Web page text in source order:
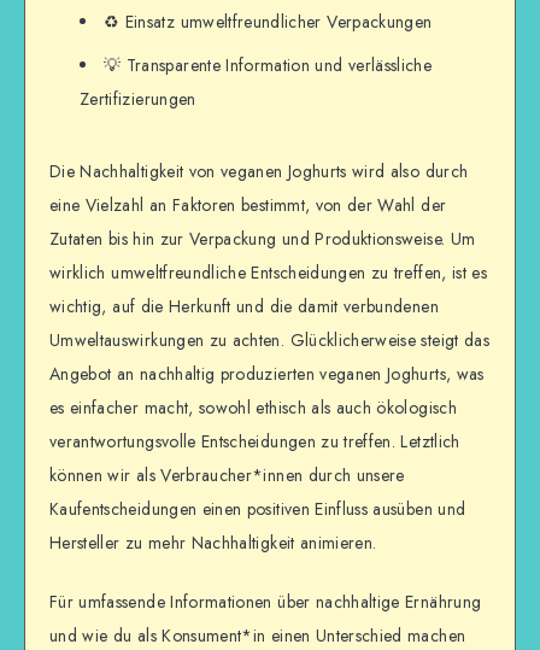
♻️ Einsatz umweltfreundlicher Verpackungen
💡 Transparente Information und verlässliche
Zertifizierungen
Die Nachhaltigkeit von veganen Joghurts wird also durch
eine Vielzahl an Faktoren bestimmt, von der Wahl der
Zutaten bis hin zur Verpackung und Produktionsweise. Um
wirklich umweltfreundliche Entscheidungen zu treffen, ist es
wichtig, auf die Herkunft und die damit verbundenen
Umweltauswirkungen zu achten. Glücklicherweise steigt das
Angebot an nachhaltig produzierten veganen Joghurts, was
es einfacher macht, sowohl ethisch als auch ökologisch
verantwortungsvolle Entscheidungen zu treffen. Letztlich
können wir als Verbraucher*innen durch unsere
Kaufentscheidungen einen positiven Einfluss ausüben und
Hersteller zu mehr Nachhaltigkeit animieren.
Für umfassende Informationen über nachhaltige Ernährung
und wie du als Konsument*in einen Unterschied machen